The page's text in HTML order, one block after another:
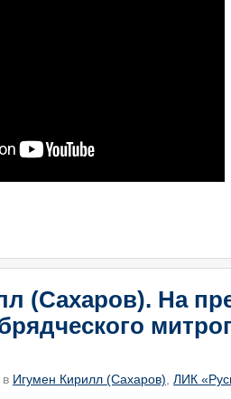
(Сахаров). На
Игумен Кирилл (Сахаров) ЛИК